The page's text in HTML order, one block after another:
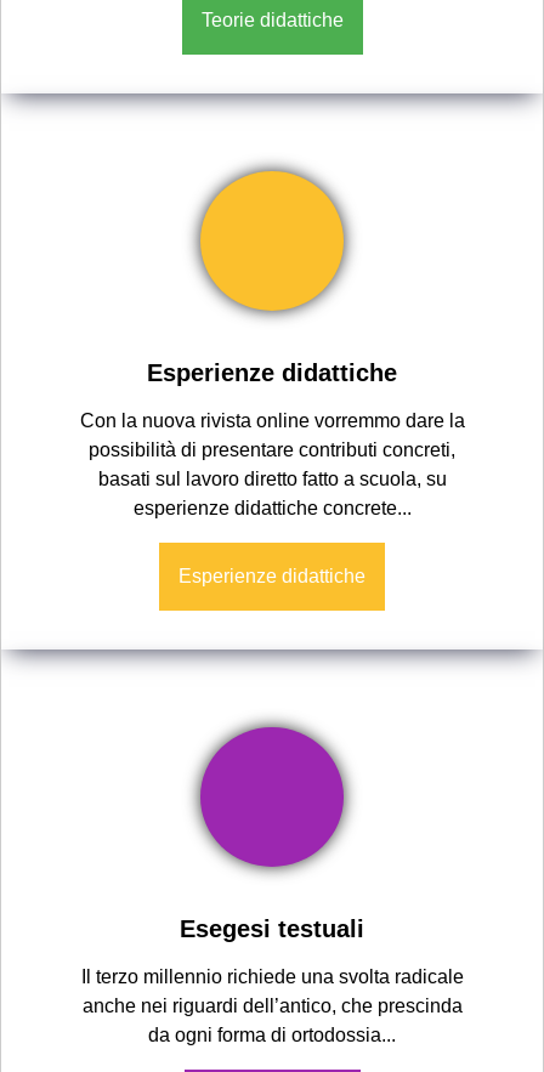
Teorie didattiche
Esperienze didattiche
Con la nuova rivista online vorremmo dare la
possibilità di presentare contributi concreti,
basati sul lavoro diretto fatto a scuola, su
esperienze didattiche concrete...
Esperienze didattiche
Esegesi testuali
Il terzo millennio richiede una svolta radicale
anche nei riguardi dell’antico, che prescinda
da ogni forma di ortodossia...